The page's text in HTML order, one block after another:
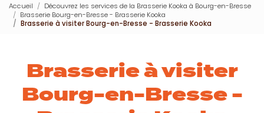
Accueil
Découvrez les services de la Brasserie Kooka à Bourg-en-Bresse
Brasserie Bourg-en-Bresse - Brasserie Kooka
Brasserie à visiter Bourg-en-Bresse - Brasserie Kooka
Brasserie à visiter
Bourg-en-Bresse -